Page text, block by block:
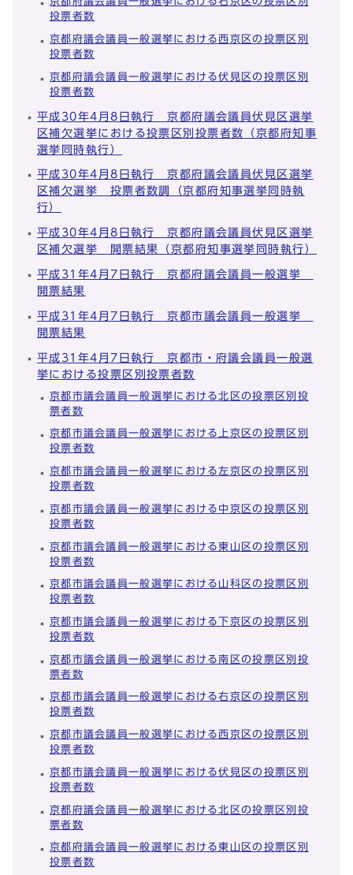
投票者数
京都府議会議員一般選挙における西京区の投票区別
投票者数
京都府議会議員一般選挙における伏見区の投票区別
投票者数
平成30年4月8日執行 京都府議会議員伏見区選挙
区補欠選挙における投票区別投票者数（京都府知事
選挙同時執行）
平成30年4月8日執行 京都府議会議員伏見区選挙
区補欠選挙 投票者数調（京都府知事選挙同時執
行）
平成30年4月8日執行 京都府議会議員伏見区選挙
区補欠選挙 開票結果（京都府知事選挙同時執行）
平成31年4月7日執行 京都府議会議員一般選挙
開票結果
平成31年4月7日執行 京都市議会議員一般選挙
開票結果
平成31年4月7日執行 京都市・府議会議員一般選
挙における投票区別投票者数
京都市議会議員一般選挙における北区の投票区別投
票者数
京都市議会議員一般選挙における上京区の投票区別
投票者数
京都市議会議員一般選挙における左京区の投票区別
投票者数
京都市議会議員一般選挙における中京区の投票区別
投票者数
京都市議会議員一般選挙における東山区の投票区別
投票者数
京都市議会議員一般選挙における山科区の投票区別
投票者数
京都市議会議員一般選挙における下京区の投票区別
投票者数
京都市議会議員一般選挙における南区の投票区別投
票者数
京都市議会議員一般選挙における右京区の投票区別
投票者数
京都市議会議員一般選挙における西京区の投票区別
投票者数
京都市議会議員一般選挙における伏見区の投票区別
投票者数
京都府議会議員一般選挙における北区の投票区別投
票者数
京都府議会議員一般選挙における東山区の投票区別
投票者数